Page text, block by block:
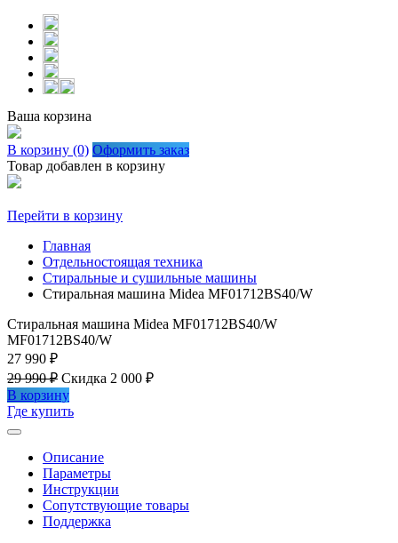
Ваша корзина
В корзину (0) Оформить заказ
Товар добавлен в корзину
Перейти в корзину
Главная
Отдельностоящая техника
Стиральные и сушильные машины
Стиральная машина Midea MF01712BS40/W
Стиральная машина Midea MF01712BS40/W
MF01712BS40/W
27 990 ₽
29 990 ₽ Скидка 2 000 ₽
В корзину
Где купить
Описание
Параметры
Инструкции
Сопутствующие товары
Поддержка